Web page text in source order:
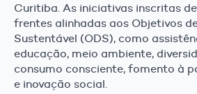
Curitiba. As iniciativas inscritas
frentes alinhadas aos Objetivos
Sustentável (ODS), como
educação, meio ambiente,
consumo consciente, fomento à
e inovação social.